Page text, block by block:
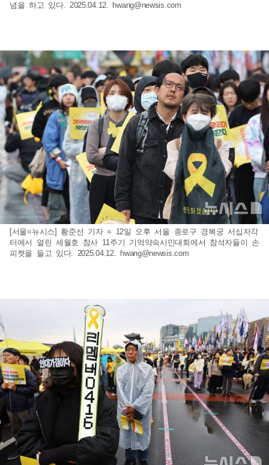
념을 하고 있다. 2025.04.12. hwang@newsis.com
[서울=뉴시스] 황준선 기자 = 12일 오후 서울 종로구 경복궁 서십자각
터에서 열린 세월호 참사 11주기 기억약속시민대회에서 참석자들이 손
피켓을 들고 있다. 2025.04.12. hwang@newsis.com